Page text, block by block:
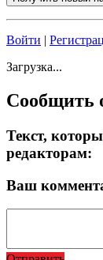
Войти |
Загрузка...
Сообщить
Текст,
редакторам:
Ваш